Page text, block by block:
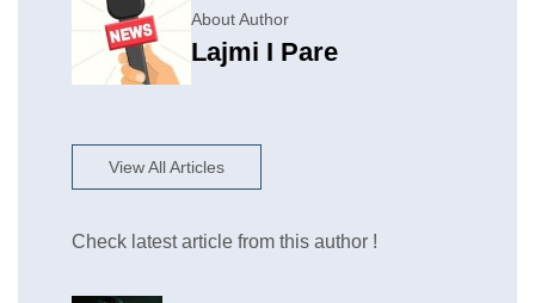
About Author
Lajmi I Pare
View All Articles
Check latest article from this author !